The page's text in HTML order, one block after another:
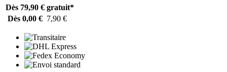
Dès 79,90 € gratuit*
Dès 0,00 € 7,90 €